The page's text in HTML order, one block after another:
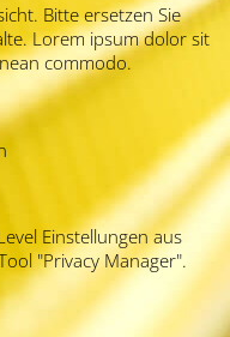
Bitte ersetzen Sie
Lorem ipsum dolor sit
commodo.
Einstellungen aus
"Privacy Manager".